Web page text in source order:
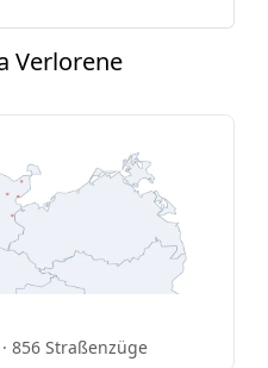
Verlorene
856 Straßenzüge